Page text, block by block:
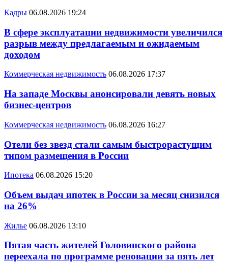
Кадры 06.08.2026 19:24
В сфере эксплуатации недвижимости увеличился
разрыв между предлагаемым и ожидаемым
доходом
Коммерческая недвижимость 06.08.2026 17:37
На западе Москвы анонсировали девять новых
бизнес-центров
Коммерческая недвижимость 06.08.2026 16:27
Отели без звезд стали самым быстрорастущим
типом размещения в России
Ипотека 06.08.2026 15:20
Объем выдач ипотек в России за месяц снизился
на 26%
Жилье 06.08.2026 13:10
Пятая часть жителей Головинского района
переехала по программе реновации за пять лет